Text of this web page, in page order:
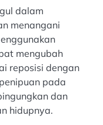
dalam
menangani
mengubah
reposisi dengan
pada
dan
hidupnya.